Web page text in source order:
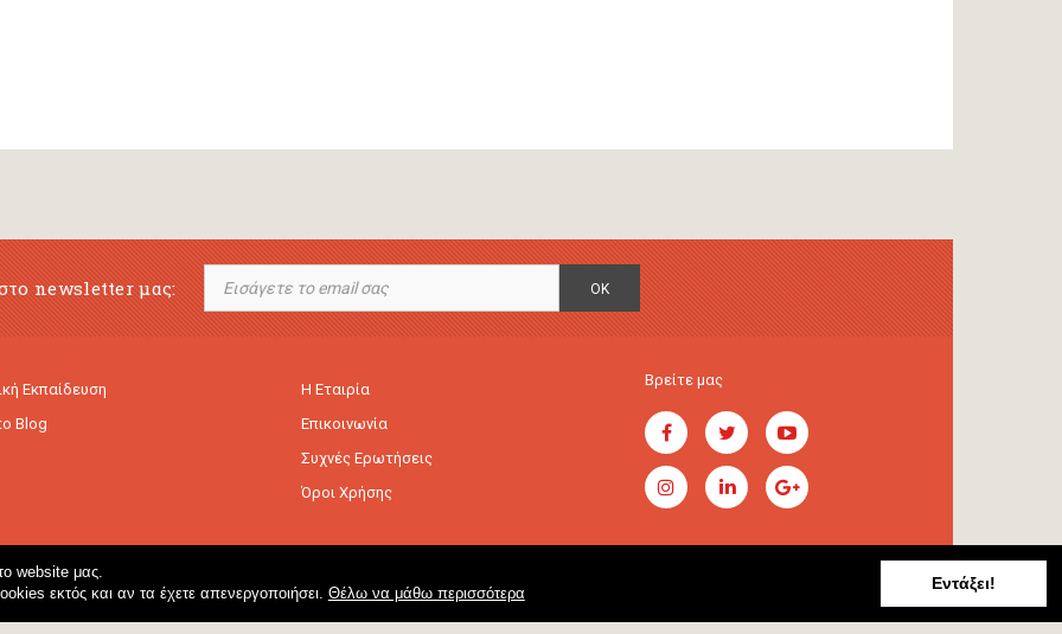
website μας.
εκτός και αν τα έχετε απενεργοποιήσει. Θέλω να μάθω περισσότερα
Εντάξει!
newsletter μας: OK
Εκπαίδευση
Blog
Η Εταιρία
Επικοινωνία
Συχνές Ερωτήσεις
Όροι Χρήσης
Βρείτε μας
Handcrafted byRADIAL